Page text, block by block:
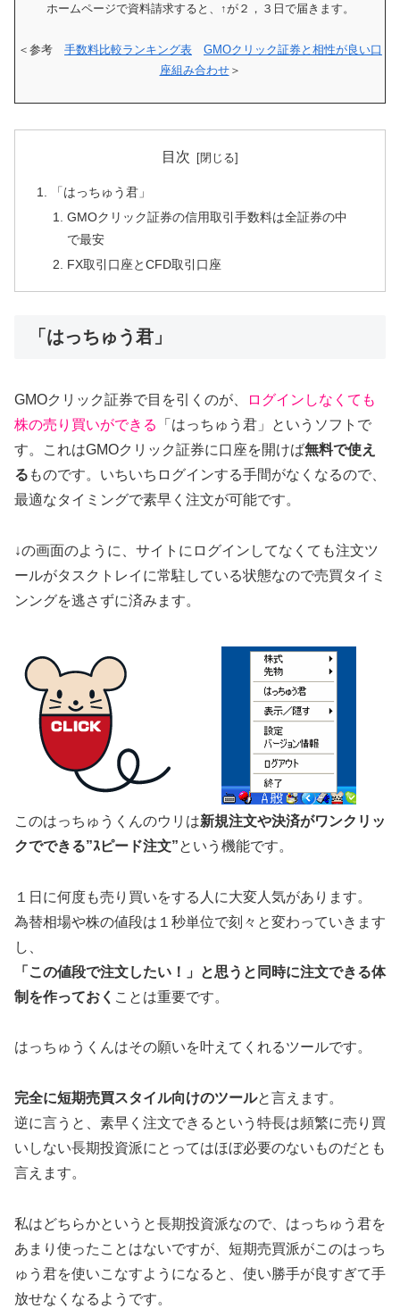
ホームページで資料請求すると、↑が２，３日で届きます。
＜参考 手数料比較ランキング表
GMOクリック証券と相性が良い口
座組み合わせ＞
目次
「はっちゅう君」
GMOクリック証券の信用取引手数料は全証券の中
で最安
FX取引口座とCFD取引口座
「はっちゅう君」
GMOクリック証券で目を引くのが、
ログインしなくても
株の売り買いができる
「はっちゅう君」というソフトで
す。これはGMOクリック証券に口座を開けば無料で使え
る ものです。いちいちログインする手間がなくなるので、
最適なタイミングで素早く注文が可能です。
↓の画面のように、サイトにログインしてなくても注文ツ
ールがタスクトレイに常駐している状態なので売買タイミ
ンングを逃さずに済みます。
このはっちゅうくんのウリは新規注文や決済がワンクリッ
クでできる”ｽピード注文”という機能です。
１日に何度も売り買いをする人に大変人気があります。
為替相場や株の値段は１秒単位で刻々と変わっていきます
し、
「この値段で注文したい！」と思うと同時に注文できる体
制を作っておく ことは重要です。
はっちゅうくんはその願いを叶えてくれるツールです。
完全に短期売買スタイル向けのツールと言えます。
逆に言うと、素早く注文できるという特長は頻繁に売り買
いしない長期投資派にとってはほぼ必要のないものだとも
言えます。
私はどちらかというと長期投資派なので、はっちゅう君を
あまり使ったことはないですが、短期売買派がこのはっち
ゅう君を使いこなすようになると、使い勝手が良すぎて手
放せなくなるようです。